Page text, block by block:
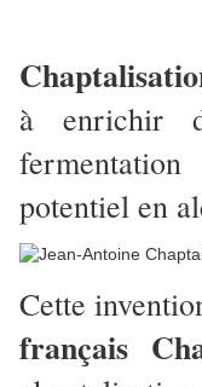
à enrichir
potentiel en
Cette
français